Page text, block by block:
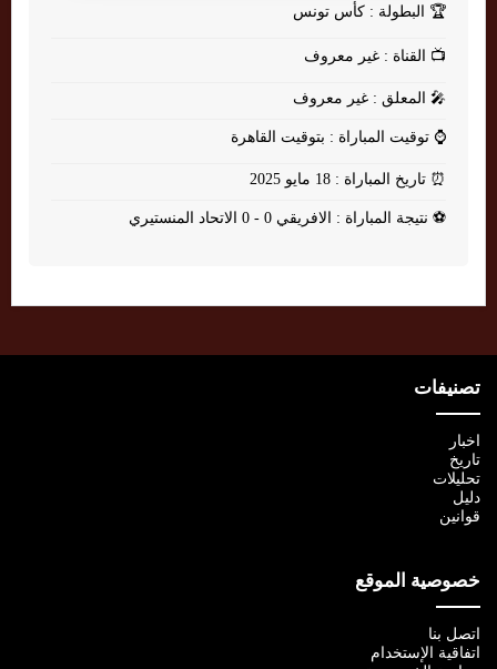
🏆 البطولة : كأس تونس
📺 القناة : غير معروف
🎤 المعلق : غير معروف
⌚ توقيت المباراة : بتوقيت القاهرة
⏰ تاريخ المباراة : 18 مايو 2025
⚽ نتيجة المباراة : الافريقي 0 - 0 الاتحاد المنستيري
تصنيفات
اخبار
تاريخ
تحليلات
دليل
قوانين
خصوصية الموقع
اتصل بنا
اتفاقية الإستخدام